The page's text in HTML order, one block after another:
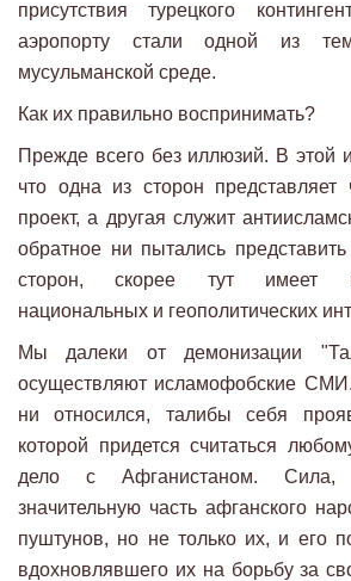
присутствия турецкого
аэропорту стали одной из
мусульманской среде.
Как их правильно воспринимать?
Прежде всего без иллюзий. В этой
что одна из сторон представляет
проект, а другая служит
обратное ни пытались
сторон, скорее тут имеет
национальных и геополитических
Мы далеки от демонизации
осуществляют исламофобские
ни относился, талибы себя
которой придется считаться
дело с Афганистаном. Сила,
значительную часть афганского
пуштунов, но не только их, и его
вдохновлявшего их на борьбу за